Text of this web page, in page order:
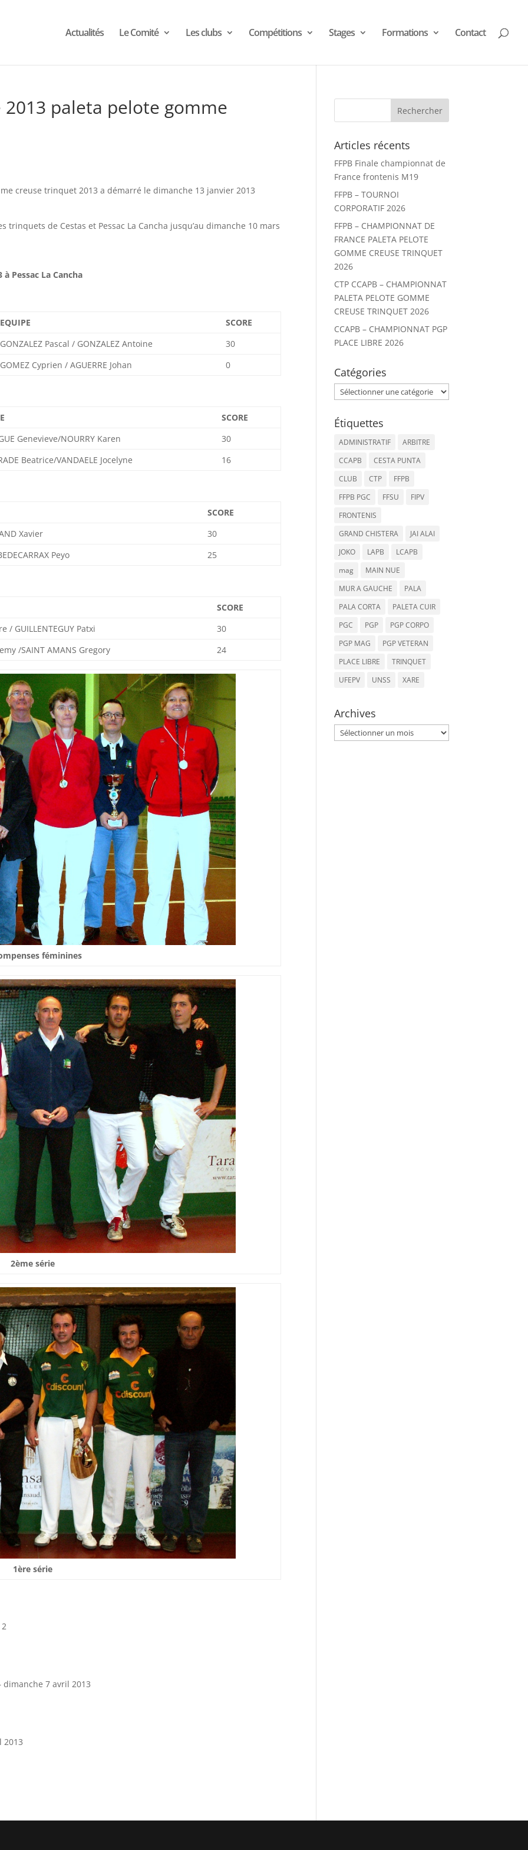
Actualités Le Comité Les clubs Compétitions Stages Formations Contact
paleta pelote gomme
creuse trinquet 2013 a démarré le dimanche 13 janvier 2013
de Cestas et Pessac La Cancha jusqu’au dimanche 10 mars
Pessac La Cancha
EQUIPE
SCORE
GONZALEZ Pascal / GONZALEZ Antoine
30
GOMEZ Cyprien / AGUERRE Johan
0
SCORE
Genevieve/NOURRY Karen
30
Beatrice/VANDAELE Jocelyne
16
SCORE
Xavier
30
Peyo
25
SCORE
/ GUILLENTEGUY Patxi
30
/SAINT AMANS Gregory
24
féminines
2ème série
1ère série
7 avril 2013
2013
Articles récents
FFPB Finale championnat de
France frontenis M19
FFPB – TOURNOI
CORPORATIF 2026
FFPB – CHAMPIONNAT DE
FRANCE PALETA PELOTE
GOMME CREUSE TRINQUET
2026
CTP CCAPB – CHAMPIONNAT
PALETA PELOTE GOMME
CREUSE TRINQUET 2026
CCAPB – CHAMPIONNAT PGP
PLACE LIBRE 2026
Catégories
Catégories
Étiquettes
ADMINISTRATIF
ARBITRE
CCAPB
CESTA PUNTA
CLUB
CTP
FFPB
FFPB PGC
FFSU
FIPV
FRONTENIS
GRAND CHISTERA
JAI ALAI
JOKO
LAPB
LCAPB
mag
MAIN NUE
MUR A GAUCHE
PALA
PALA CORTA
PALETA CUIR
PGC
PGP
PGP CORPO
PGP MAG
PGP VETERAN
PLACE LIBRE
TRINQUET
UFEPV
UNSS XARE
Archives
Archives